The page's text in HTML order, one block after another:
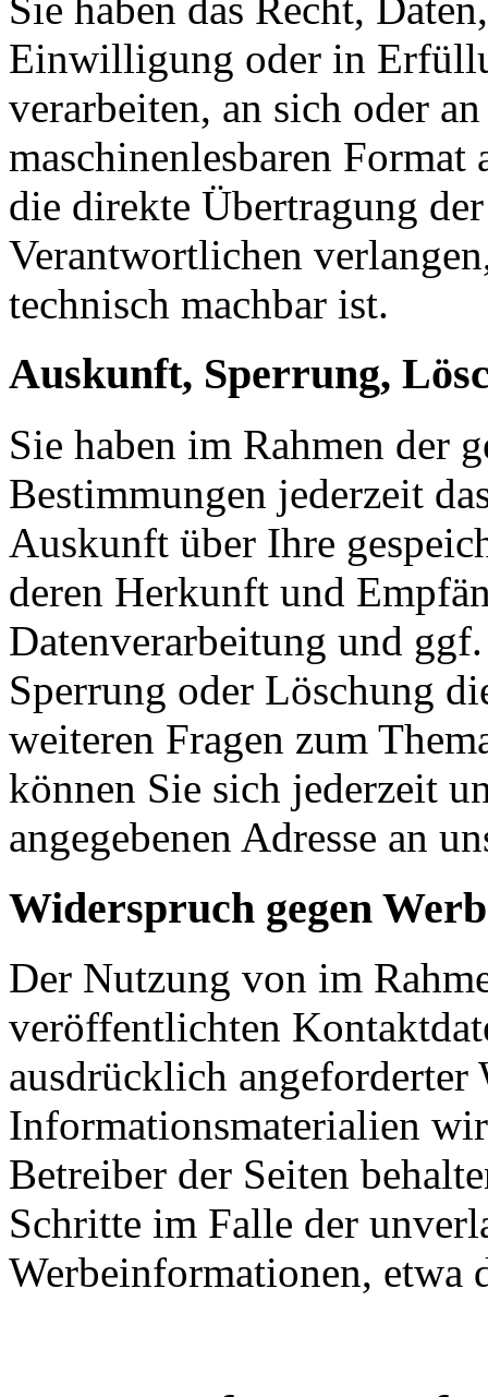
Einwilligung oder in
verarbeiten, an sich oder
maschinenlesbaren Format
die direkte Übertragung
Verantwortlichen
technisch machbar ist.
Auskunft, Sperrung,
Sie haben im Rahmen der
Bestimmungen jederzeit
Auskunft über Ihre
deren Herkunft und
Datenverarbeitung und
Sperrung oder Löschung
weiteren Fragen zum
können Sie sich jederzeit
angegebenen Adresse an
Widerspruch gegen
Der Nutzung von im
veröffentlichten
ausdrücklich angeforderter
Informationsmaterialien
Betreiber der Seiten
Schritte im Falle der
Werbeinformationen, etwa